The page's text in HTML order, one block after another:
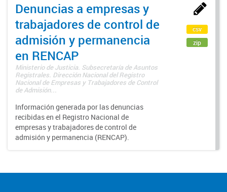
Denuncias a empresas y
trabajadores de control de
admisión y permanencia
en RENCAP
Ministerio de Justicia. Subsecretaría de Asuntos
Registrales. Dirección Nacional del Registro
Nacional de Empresas y Trabajadores de Control
de Admisión...
Información generada por las denuncias
recibidas en el Registro Nacional de
empresas y trabajadores de control de
admisión y permanencia (RENCAP).
csv
zip